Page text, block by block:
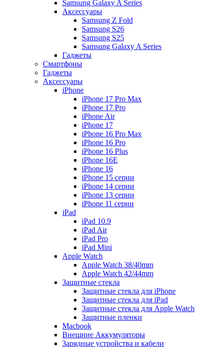
Samsung Galaxy A Series
Аксессуары
Samsung Z Fold
Samsung S26
Samsung S25
Samsung Galaxy A Series
Гаджеты
Смартфоны
Гаджеты
Аксессуары
iPhone
iPhone 17 Pro Max
iPhone 17 Pro
iPhone Air
iPhone 17
iPhone 16 Pro Max
iPhone 16 Pro
iPhone 16 Plus
iPhone 16E
iPhone 16
iPhone 15 серии
iPhone 14 серии
iPhone 13 серии
iPhone 11 серии
iPad
iPad 10.9
iPad Air
iPad Pro
iPad Mini
Apple Watch
Apple Watch 38/40mm
Apple Watch 42/44mm
Защитные стекла
Защитные стекла для iPhone
Защитные стекла для iPad
Защитные стекла для Apple Watch
Защитные пленки
Macbook
Внешние Аккумуляторы
Зарядные устройства и кабели